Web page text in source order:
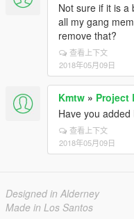
Not sure if it is a
all my gang
remove that?
查看上下文
2018年05月09日
Kmtw » Project
Have you
查看上下文
2018年05月09日
Designed in Alderney
Made in Los Santos